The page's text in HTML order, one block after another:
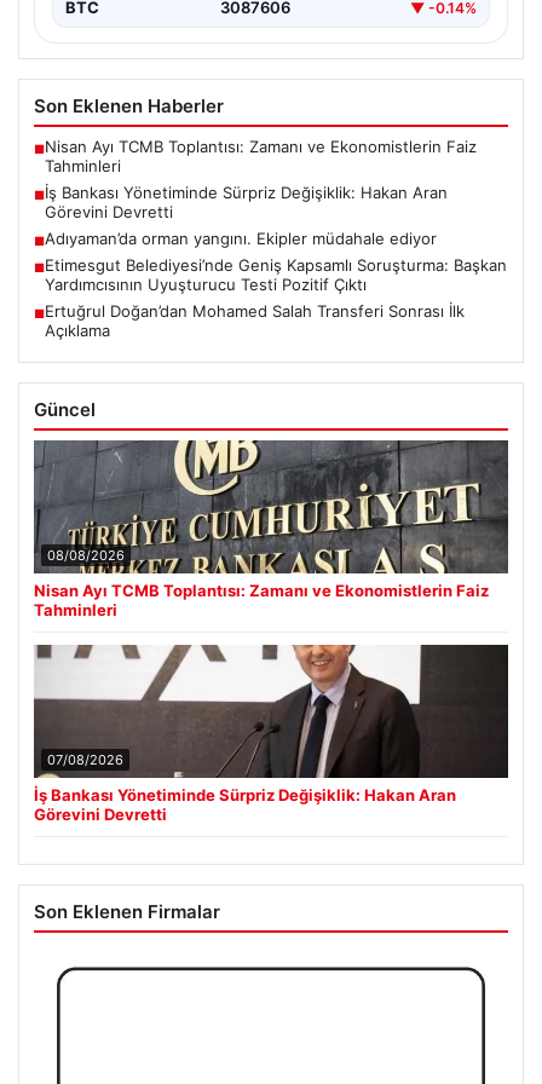
Son Eklenen Haberler
■Nisan Ayı TCMB Toplantısı: Zamanı ve Ekonomistlerin Faiz
Tahminleri
■İş Bankası Yönetiminde Sürpriz Değişiklik: Hakan Aran
Görevini Devretti
■Adıyaman’da orman yangını. Ekipler müdahale ediyor
Etimesgut Belediyesi’nde Geniş Kapsamlı Soruşturma: Başkan
Yardımcısının Uyuşturucu Testi Pozitif Çıktı
■Ertuğrul Doğan’dan Mohamed Salah Transferi Sonrası İlk
Açıklama
Güncel
08/08/2026
Nisan Ayı TCMB Toplantısı: Zamanı ve Ekonomistlerin Faiz
Tahminleri
İş Bankası Yönetiminde Sürpriz Değişiklik: Hakan Aran
Görevini Devretti
Son Eklenen Firmalar